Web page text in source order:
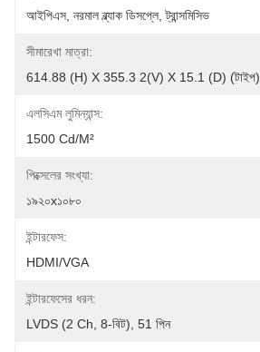
আইপিএস, নরমাল ব্ল্যাক ডিসপ্লে, ট্রান্সমিসিভ
সীমারেখা মাত্রা:
614.88 (H) X 355.3 2(V) X 15.1 (D) (টাইপ)
এলসিএম লুমিন্যান্স:
1500 Cd/m²
পিক্সেলের সংখ্যা:
১৯২০x১০৮০
ইন্টারফেস:
HDMI/VGA
ইন্টারফেসের ধরন:
LVDS (2 Ch, 8-বিট), 51 পিন